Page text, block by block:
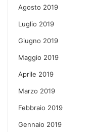
Agosto 2019
Luglio 2019
Giugno 2019
Maggio 2019
Aprile 2019
Marzo 2019
Febbraio 2019
Gennaio 2019